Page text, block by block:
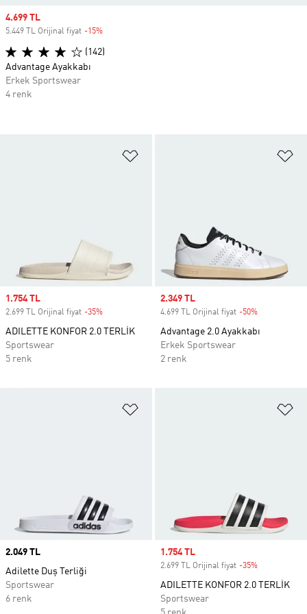
Sale price
1.754 TL
2.699 TL Orijinal fiyat -35%
ADILETTE KONFOR 2.0 TERLİK
Sportswear
5 renk
Sale price
2.349 TL
4.699 TL Orijinal fiyat -50%
Advantage 2.0 Ayakkabı
Erkek Sportswear
2 renk
Price
2.049 TL
Adilette Duş Terliği
Sportswear
6 renk
Sale price
1.754 TL
2.699 TL Orijinal fiyat -35%
ADILETTE KONFOR 2.0 TERLİK
Sportswear
Sale price
4.699 TL
5.449 TL Orijinal fiyat -15%
(142)
Advantage Ayakkabı
Erkek Sportswear
4 renk